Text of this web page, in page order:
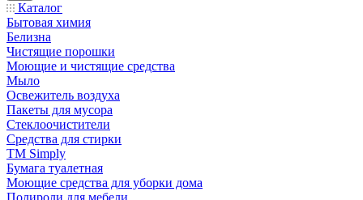
Каталог
Бытовая химия
Белизна
Чистящие порошки
Моющие и чистящие средства
Мыло
Освежитель воздуха
Пакеты для мусора
Стеклоочистители
Средства для стирки
TM Simply
Бумага туалетная
Моющие средства для уборки дома
Полироли для мебели